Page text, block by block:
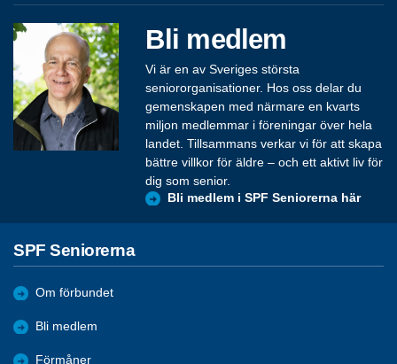
Bli medlem
Vi är en av Sveriges största
seniororganisationer. Hos oss delar du
gemenskapen med närmare en kvarts
miljon medlemmar i föreningar över hela
landet. Tillsammans verkar vi för att skapa
bättre villkor för äldre – och ett aktivt liv för
dig som senior.
Bli medlem i SPF Seniorerna här
SPF Seniorerna
Om förbundet
Bli medlem
Förmåner